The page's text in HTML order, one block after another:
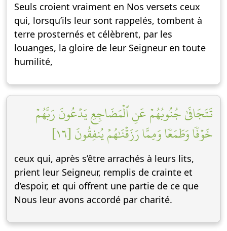
Seuls croient vraiment en Nos versets ceux
qui, lorsqu’ils leur sont rappelés, tombent à
terre prosternés et célèbrent, par les
louanges, la gloire de leur Seigneur en toute
humilité,
تَتَجَافَىٰ جُنُوبُهُمۡ عَنِ ٱلۡمَضَاجِعِ يَدۡعُونَ رَبَّهُمۡ
خَوۡفٗا وَطَمَعٗا وَمِمَّا رَزَقۡنَٰهُمۡ يُنفِقُونَ [١٦]
ceux qui, après s’être arrachés à leurs lits,
prient leur Seigneur, remplis de crainte et
d’espoir, et qui offrent une partie de ce que
Nous leur avons accordé par charité.